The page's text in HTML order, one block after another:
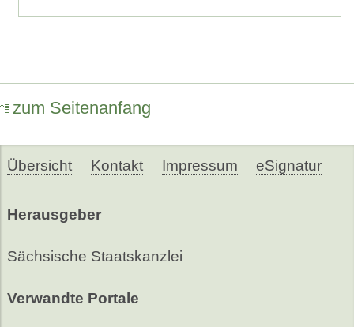
zum Seitenanfang
Übersicht Kontakt Impressum eSignatur
Herausgeber
Sächsische Staatskanzlei
Verwandte Portale